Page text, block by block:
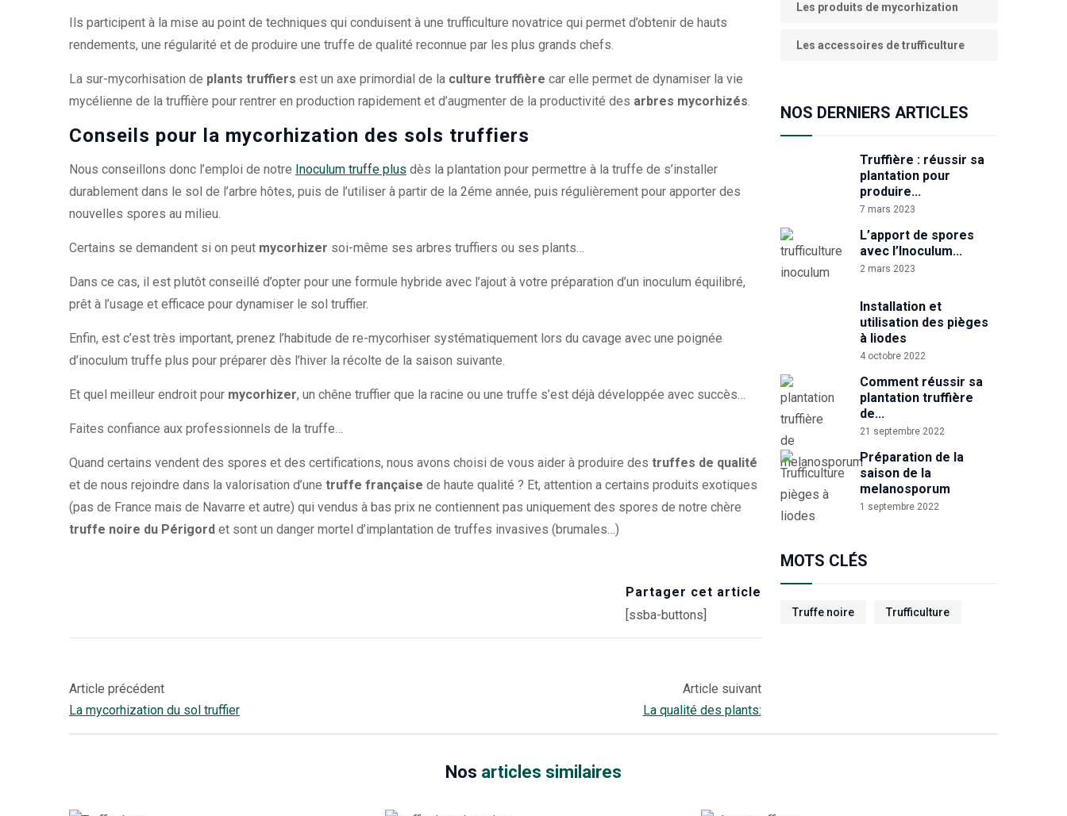
Ils participent à la mise au point de techniques qui conduisent à une trufficulture novatrice qui permet d’obtenir de hauts
rendements, une régularité et de produire une truffe de qualité reconnue par les plus grands chefs.
La sur-mycorhisation de plants truffiers est un axe primordial de la culture truffière car elle permet de dynamiser la vie
mycélienne de la truffière pour rentrer en production rapidement et d’augmenter de la productivité des arbres mycorhizés.
Conseils pour la mycorhization des sols truffiers
Nous conseillons donc l’emploi de notre Inoculum truffe plus dès la plantation pour permettre à la truffe de s’installer
durablement dans le sol de l’arbre hôtes, puis de l’utiliser à partir de la 2éme année, puis régulièrement pour apporter des
nouvelles spores au milieu.
Certains se demandent si on peut mycorhizer soi-même ses arbres truffiers ou ses plants…
Dans ce cas, il est plutôt conseillé d’opter pour une formule hybride avec l’ajout à votre préparation d’un inoculum équilibré,
prêt à l’usage et efficace pour dynamiser le sol truffier.
Enfin, est c’est très important, prenez l’habitude de re-mycorhiser systématiquement lors du cavage avec une poignée
d’inoculum truffe plus pour préparer dès l’hiver la récolte de la saison suivante.
Et quel meilleur endroit pour mycorhizer, un chêne truffier que la racine ou une truffe s’est déjà développée avec succès…
Faites confiance aux professionnels de la truffe…
Quand certains vendent des spores et des certifications, nous avons choisi de vous aider à produire des truffes de qualité
et de nous rejoindre dans la valorisation d’une truffe française de haute qualité ? Et, attention a certains produits exotiques
(pas de France mais de Navarre et autre) qui vendus à bas prix ne contiennent pas uniquement des spores de notre chère
truffe noire du Périgord et sont un danger mortel d’implantation de truffes invasives (brumales…)
Partager cet article
[ssba-buttons]
Article précédent
La mycorhization du sol truffier
Article suivant
La qualité des plants:
Les produits de mycorhization
Les accessoires de trufficulture
NOS DERNIERS ARTICLES
Truffière : réussir sa
plantation pour
produire...
7 mars 2023
L’apport de spores
avec l’Inoculum...
2 mars 2023
Installation et
utilisation des pièges
à liodes
4 octobre 2022
Comment réussir sa
plantation truffière
de...
21 septembre 2022
Préparation de la
saison de la
melanosporum
1 septembre 2022
MOTS CLÉS
Truffe noire Trufficulture
Nos articles similaires